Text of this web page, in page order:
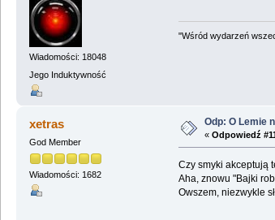
Wiadomości: 18048
Jego Induktywność
"Wśród wydarzeń
xetras
God Member
Wiadomości: 1682
Odp: O Lemie
« Odpowiedź
Czy smyki akceptują
Aha, znowu "Bajki
Owszem, niezwykle